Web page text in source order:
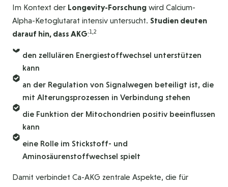
Im Kontext der Longevity-Forschung wird Calcium-
Alpha-Ketoglutarat intensiv untersucht. Studien deuten
darauf hin, dass AKG:1,2
den zellulären Energiestoffwechsel unterstützen
kann
an der Regulation von Signalwegen beteiligt ist, die
mit Alterungsprozessen in Verbindung stehen
die Funktion der Mitochondrien positiv beeinflussen
kann
eine Rolle im Stickstoff- und
Aminosäurenstoffwechsel spielt
Damit verbindet Ca-AKG zentrale Aspekte, die für